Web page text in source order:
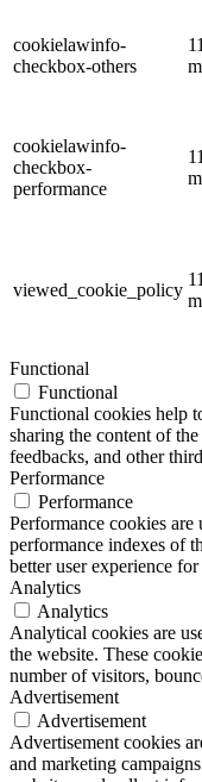
cookielawinfo-
checkbox-others
11
cookielawinfo-
checkbox-
performance
11
viewed_cookie_policy
11
Functional
Functional
Functional cookies help
sharing the content of
feedbacks, and other
Performance
Performance
Performance cookies are
performance indexes of
better user experience
Analytics
Analytics
Analytical cookies are
the website. These
number of visitors,
Advertisement
Advertisement
Advertisement cookies
and marketing